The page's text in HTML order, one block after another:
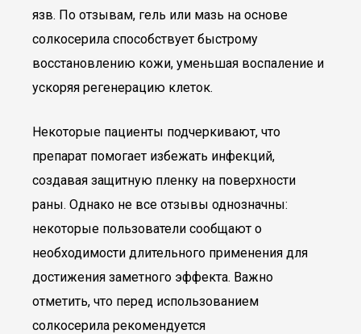
язв. По отзывам, гель или мазь на основе
солкосерила способствует быстрому
восстановлению кожи, уменьшая воспаление и
ускоряя регенерацию клеток.
Некоторые пациенты подчеркивают, что
препарат помогает избежать инфекций,
создавая защитную пленку на поверхности
раны. Однако не все отзывы однозначны:
некоторые пользователи сообщают о
необходимости длительного применения для
достижения заметного эффекта. Важно
отметить, что перед использованием
солкосерила рекомендуется